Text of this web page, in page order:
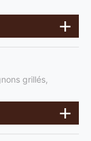
grillés,